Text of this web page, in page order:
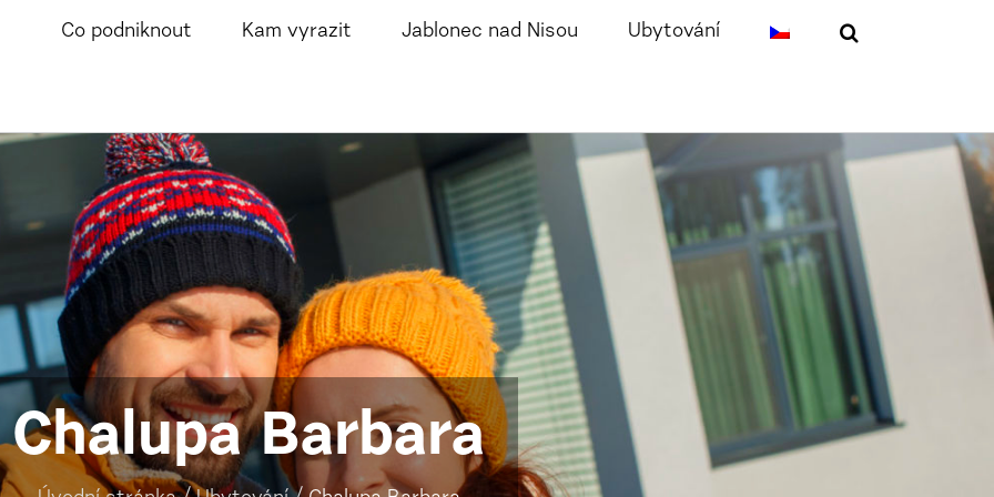
Co podniknout Kam vyrazit Jablonec nad Nisou Ubytování
Chalupa Barbara